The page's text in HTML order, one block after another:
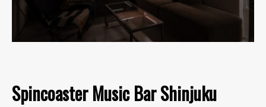
Spincoaster Music Bar Shinjuku